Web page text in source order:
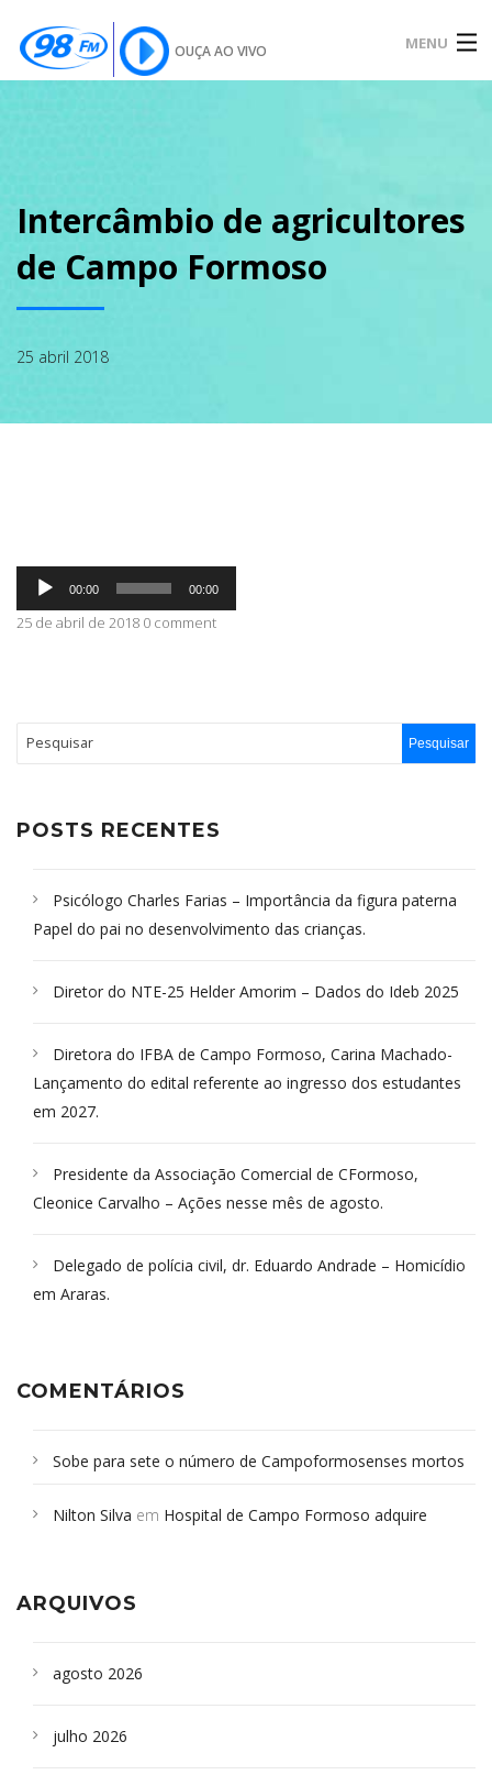
OUÇA AO VIVO MENU
SOBRE
CONTATO
Intercâmbio de agricultores
de Campo Formoso
25 abril 2018
Tocador
áudio
00:00 00:00
25 de abril de 2018 0 comment
POSTS RECENTES
Psicólogo Charles Farias – Importância da figura paterna
Papel do pai no desenvolvimento das crianças.
Diretor do NTE-25 Helder Amorim – Dados do Ideb 2025
Diretora do IFBA de Campo Formoso, Carina Machado-
Lançamento do edital referente ao ingresso dos estudantes
em 2027.
Presidente da Associação Comercial de CFormoso,
Cleonice Carvalho – Ações nesse mês de agosto.
Delegado de polícia civil, dr. Eduardo Andrade – Homicídio
em Araras.
COMENTÁRIOS
Sobe para sete o número de Campoformosenses mortos
Campoformosenses que morreram em desabamentos são
Nilton Silva em Hospital de Campo Formoso adquire
ARQUIVOS
agosto 2026
julho 2026